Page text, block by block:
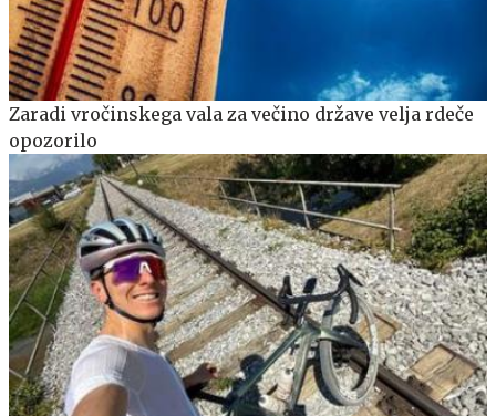
Zaradi vročinskega vala za večino države velja rdeče
opozorilo